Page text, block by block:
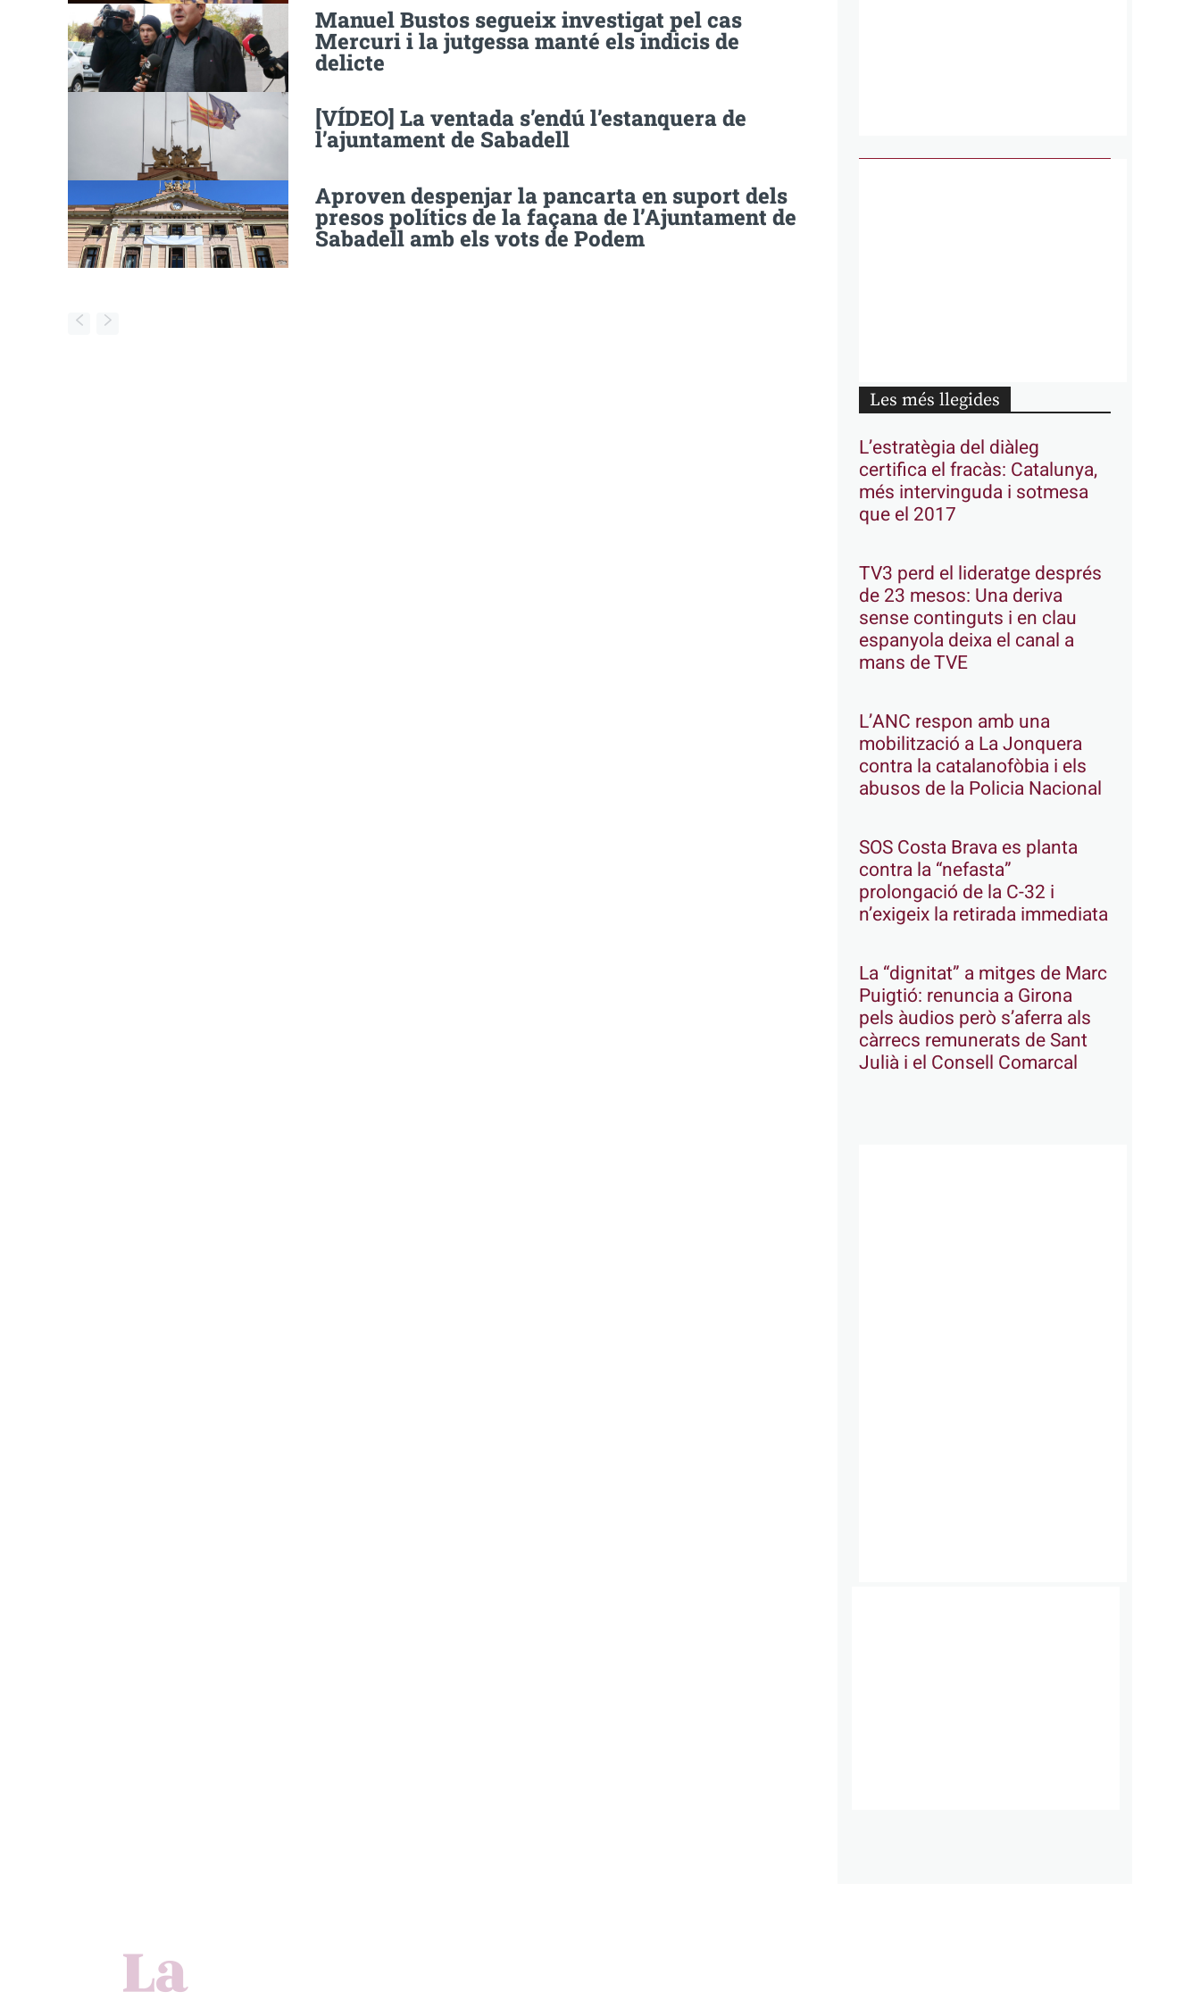
Manuel Bustos segueix investigat pel cas
Mercuri i la jutgessa manté els indicis de
delicte
[VÍDEO] La ventada s’endú l’estanquera de
l’ajuntament de Sabadell
Aproven despenjar la pancarta en suport dels
presos polítics de la façana de l’Ajuntament de
Sabadell amb els vots de Podem
Les més llegides
L’estratègia del diàleg
certifica el fracàs: Catalunya,
més intervinguda i sotmesa
que el 2017
TV3 perd el lideratge després
de 23 mesos: Una deriva
sense continguts i en clau
espanyola deixa el canal a
mans de TVE
L’ANC respon amb una
mobilització a La Jonquera
contra la catalanofòbia i els
abusos de la Policia Nacional
SOS Costa Brava es planta
contra la “nefasta”
prolongació de la C-32 i
n’exigeix la retirada immediata
La “dignitat” a mitges de Marc
Puigtió: renuncia a Girona
pels àudios però s’aferra als
càrrecs remunerats de Sant
Julià i el Consell Comarcal